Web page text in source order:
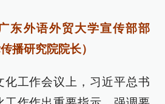
东外语外贸大学宣传部部
播研究院院长）
化工作会议上，习近平总书